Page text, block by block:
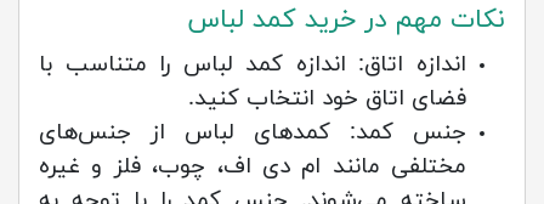
نکات مهم در خرید کمد لباس
اندازه اتاق: اندازه کمد لباس را متناسب با
فضای اتاق خود انتخاب کنید.
جنس کمد: کمدهای لباس از جنس‌های
مختلفی مانند ام دی اف، چوب، فلز و غیره